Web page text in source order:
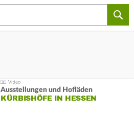
Ausstellungen und Hofläden
KÜRBISHÖFE IN HESSEN